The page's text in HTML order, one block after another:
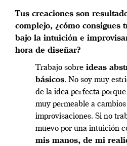
Tus creaciones son
complejo, ¿cómo consigues
bajo la intuición e
hora de diseñar?
Trabajo sobre ideas
básicos. No soy muy
de la idea perfecta
muy permeable a
improvisaciones. Si no
muevo por una intuición
mis manos, de mi